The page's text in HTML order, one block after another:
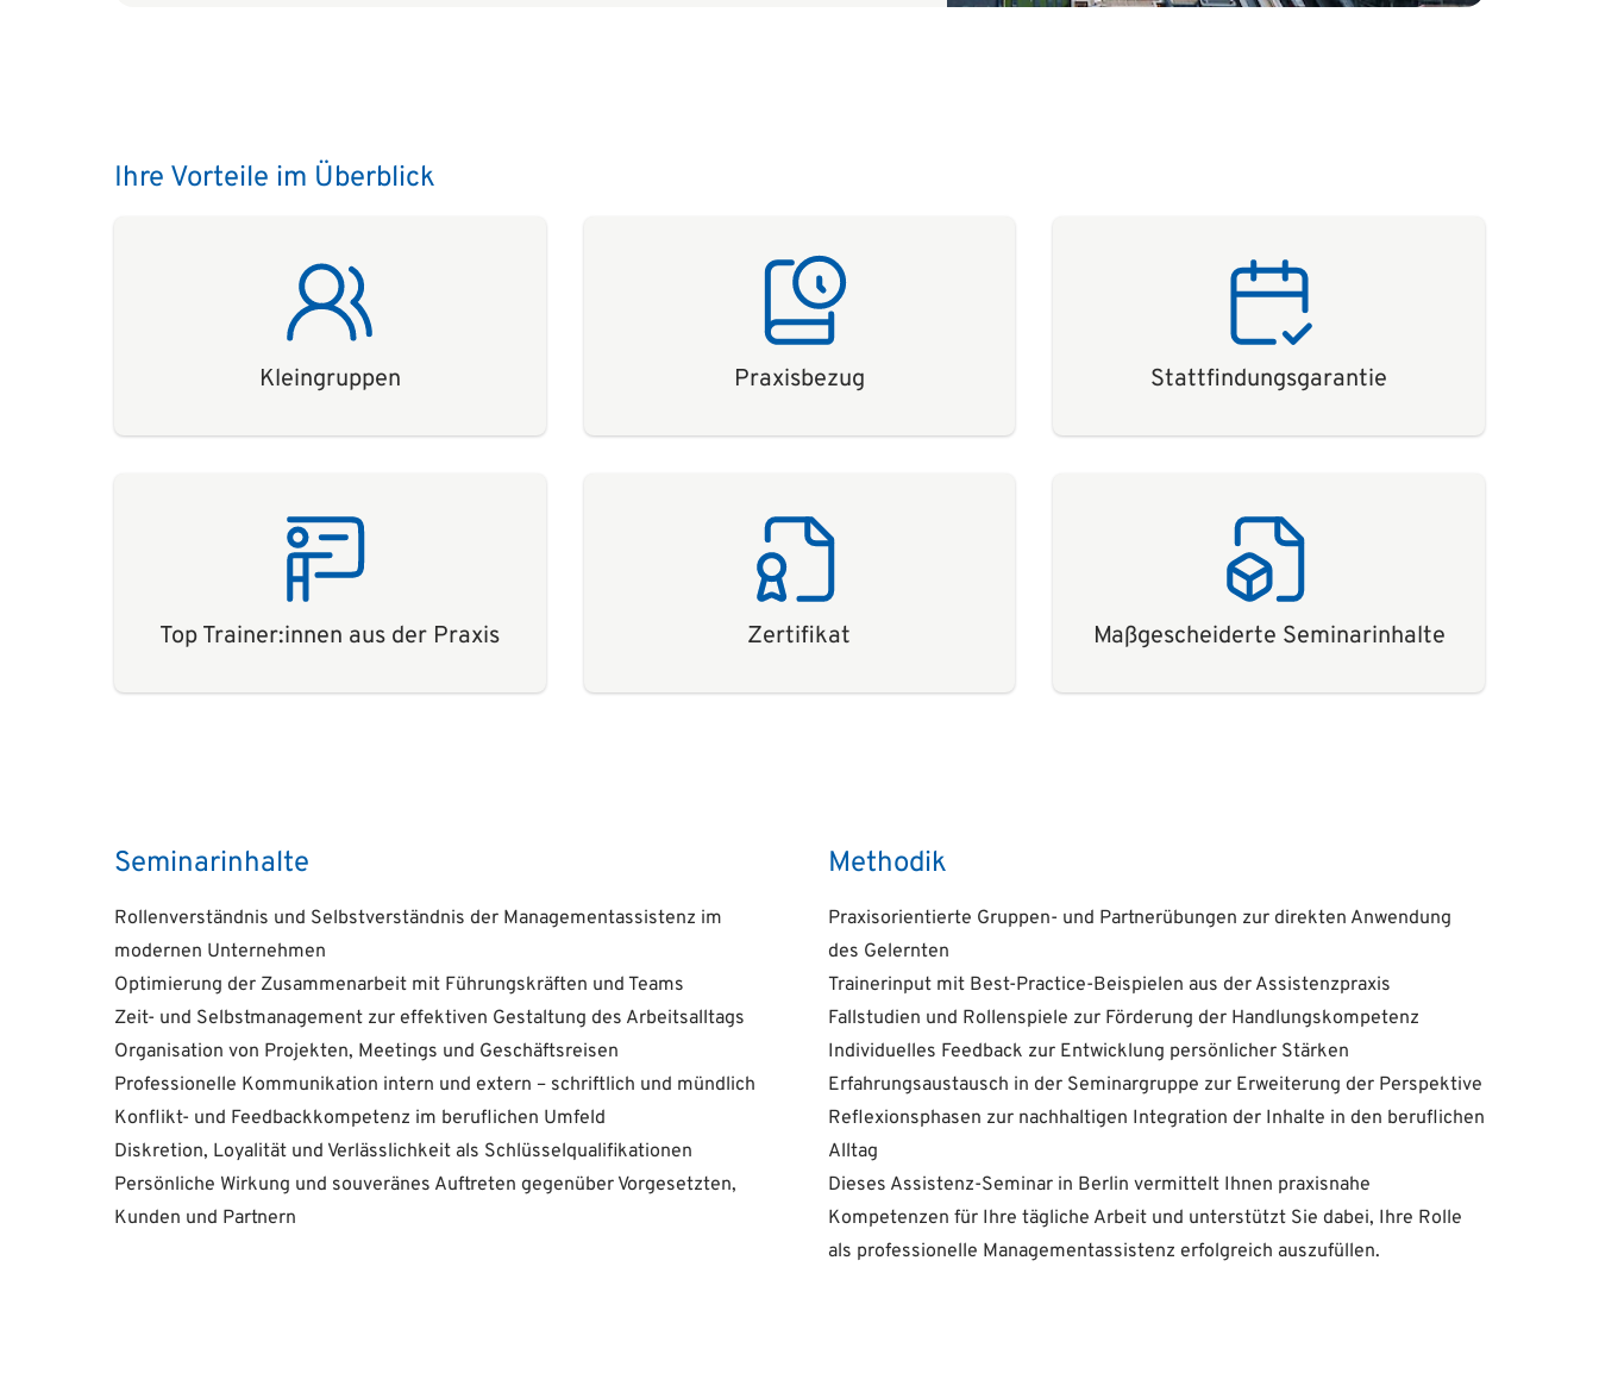
Ihre Vorteile im Überblick
Kleingruppen Praxisbezug Stattfindungsgarantie
Top Trainer:innen aus der Praxis Zertifikat Maßgescheiderte Seminarinhalte
Seminarinhalte
Rollenverständnis und Selbstverständnis der Managementassistenz im
modernen Unternehmen
Optimierung der Zusammenarbeit mit Führungskräften und Teams
Zeit- und Selbstmanagement zur effektiven Gestaltung des Arbeitsalltags
Organisation von Projekten, Meetings und Geschäftsreisen
Professionelle Kommunikation intern und extern – schriftlich und mündlich
Konflikt- und Feedbackkompetenz im beruflichen Umfeld
Diskretion, Loyalität und Verlässlichkeit als Schlüsselqualifikationen
Persönliche Wirkung und souveränes Auftreten gegenüber Vorgesetzten,
Kunden und Partnern
Methodik
Praxisorientierte Gruppen- und Partnerübungen zur direkten Anwendung
des Gelernten
Trainerinput mit Best-Practice-Beispielen aus der Assistenzpraxis
Fallstudien und Rollenspiele zur Förderung der Handlungskompetenz
Individuelles Feedback zur Entwicklung persönlicher Stärken
Erfahrungsaustausch in der Seminargruppe zur Erweiterung der Perspektive
Reflexionsphasen zur nachhaltigen Integration der Inhalte in den beruflichen
Alltag
Dieses Assistenz-Seminar in Berlin vermittelt Ihnen praxisnahe
Kompetenzen für Ihre tägliche Arbeit und unterstützt Sie dabei, Ihre Rolle
als professionelle Managementassistenz erfolgreich auszufüllen.